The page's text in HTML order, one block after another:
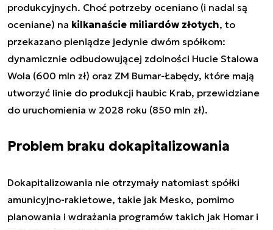
produkcyjnych. Choć potrzeby oceniano (i nadal są
oceniane) na kilkanaście miliardów złotych, to
przekazano pieniądze jedynie dwóm spółkom:
dynamicznie odbudowującej zdolności Hucie Stalowa
Wola (600 mln zł) oraz ZM Bumar-Łabędy, które mają
utworzyć linie do produkcji haubic Krab, przewidziane
do uruchomienia w 2028 roku (850 mln zł).
Problem braku dokapitalizowania
Dokapitalizowania nie otrzymały natomiast spółki
amunicyjno-rakietowe, takie jak Mesko, pomimo
planowania i wdrażania programów takich jak Homar i